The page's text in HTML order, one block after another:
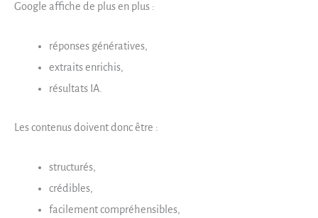
Google affiche de plus en plus :
réponses génératives,
extraits enrichis,
résultats IA.
Les contenus doivent donc être :
structurés,
crédibles,
facilement compréhensibles,